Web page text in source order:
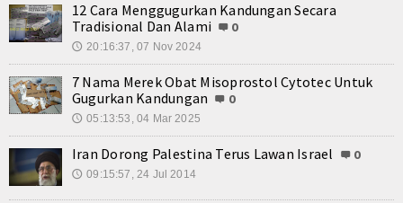
12 Cara Menggugurkan Kandungan Secara
Tradisional Dan Alami
0
🕔 20:16:37, 07 Nov 2024
7 Nama Merek Obat Misoprostol Cytotec Untuk
Gugurkan Kandungan
0
🕔 05:13:53, 04 Mar 2025
Iran Dorong Palestina Terus Lawan Israel 0
🕔 09:15:57, 24 Jul 2014